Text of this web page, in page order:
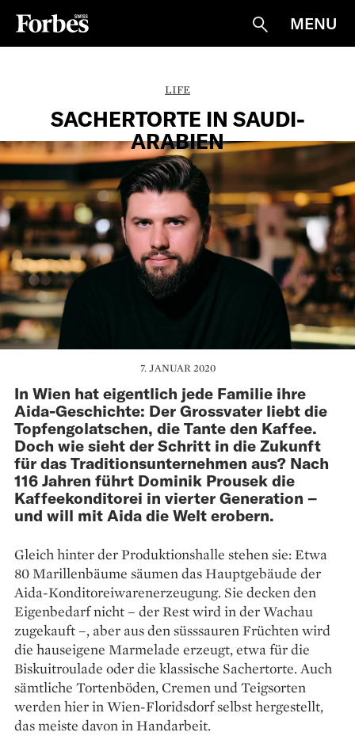
Suche
MENU
LIFE
SACHERTORTE IN SAUDI-
ARABIEN
7. JANUAR 2020
In Wien hat eigentlich jede Familie ihre
Aida-Geschichte: Der Grossvater liebt die
Topfengolatschen, die Tante den Kaffee.
Doch wie sieht der Schritt in die Zukunft
für das Traditionsunternehmen aus? Nach
116 Jahren führt Dominik Prousek die
Kaffeekonditorei in vierter Generation –
und will mit Aida die Welt erobern.
Gleich hinter der Produktionshalle stehen sie: Etwa
80 Marillenbäume säumen das Haupt­gebäude der
Aida-Konditoreiwarenerzeugung. Sie decken den
Eigenbedarf nicht – der Rest wird in der Wachau
zugekauft –, aber aus den süss­sauren Früchten wird
die hauseigene Marmelade erzeugt, etwa für die
Biskuitroulade oder die klassische Sachertorte. Auch
sämtliche Tortenböden, Cremen und Teigsorten
werden hier in Wien-Floridsdorf selbst hergestellt,
das meiste davon in Handarbeit.